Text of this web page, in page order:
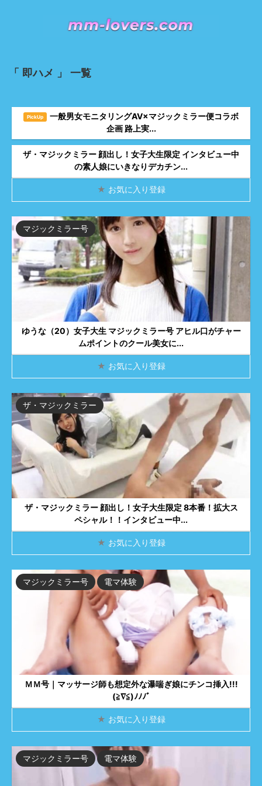
「 即ハメ 」 一覧
マジックミラー便
PickUp
一般男女モニタリングAV×マジックミラー便コラボ
企画 路上実...
ザ・マジックミラー
ザ・マジックミラー 顔出し！女子大生限定 インタビュー中
の素人娘にいきなりデカチン...
★ お気に入り登録
マジックミラー号
ゆうな（20）女子大生 マジックミラー号 アヒル口がチャー
ムポイントのクール美女に...
★ お気に入り登録
ザ・マジックミラー
ザ・マジックミラー 顔出し！女子大生限定 8本番！拡大ス
ペシャル！！インタビュー中...
★ お気に入り登録
マジックミラー号 電マ体験
ＭＭ号｜マッサージ師も想定外な瀑喘ぎ娘にチンコ挿入!!!
(≧∇≦)ﾉﾉﾉﾞ
★ お気に入り登録
マジックミラー号 電マ体験